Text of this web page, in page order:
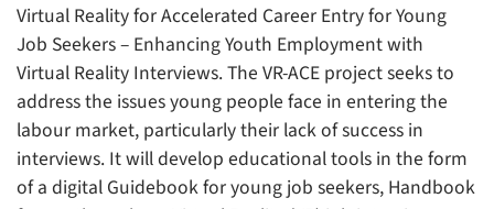
Virtual Reality for Accelerated Career Entry for Young
Job Seekers – Enhancing Youth Employment with
Virtual Reality Interviews. The VR-ACE project seeks to
address the issues young people face in entering the
labour market, particularly their lack of success in
interviews. It will develop educational tools in the form
of a digital Guidebook for young job seekers, Handbook